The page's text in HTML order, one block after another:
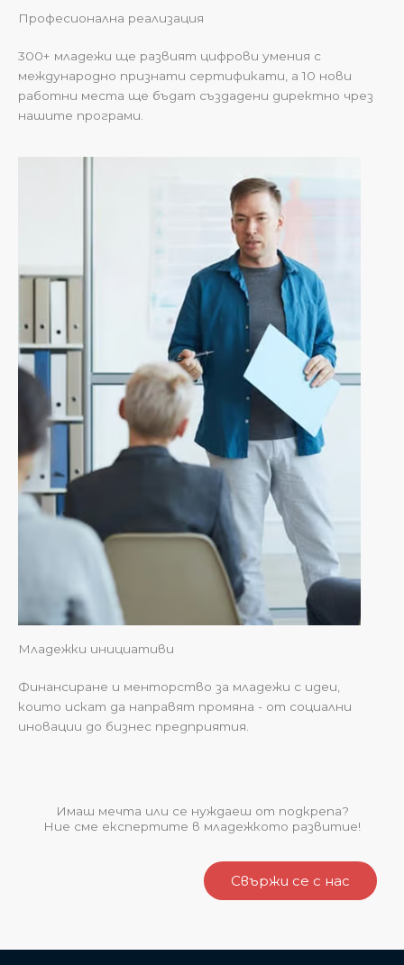
Професионална реализация
300+ младежи ще развият цифрови умения с
международно признати сертификати, а 10 нови
работни места ще бъдат създадени директно чрез
нашите програми.
Младежки инициативи
Финансиране и менторство за младежи с идеи,
които искат да направят промяна - от социални
иновации до бизнес предприятия.
Имаш мечта или се нуждаеш от подкрепа?
Ние сме експертите в младежкото развитие!
Свържи се с нас